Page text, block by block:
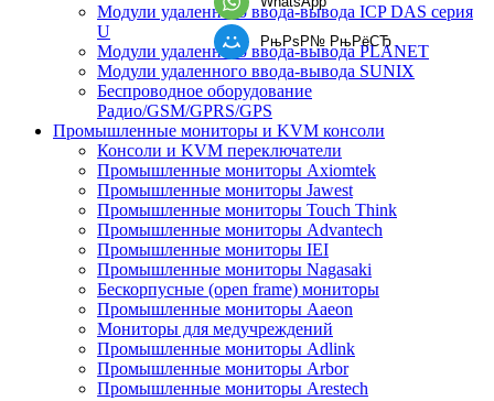
Модули удаленного ввода-вывода ICP DAS серия
U
Модули удаленного ввода-вывода PLANET
Модули удаленного ввода-вывода SUNIX
Беспроводное оборудование
Радио/GSM/GPRS/GPS
Промышленные мониторы и KVM консоли
Консоли и KVM переключатели
Промышленные мониторы Axiomtek
Промышленные мониторы Jawest
Промышленные мониторы Touch Think
Промышленные мониторы Advantech
Промышленные мониторы IEI
Промышленные мониторы Nagasaki
Бескорпусные (open frame) мониторы
Промышленные мониторы Aaeon
Мониторы для медучреждений
Промышленные мониторы Adlink
Промышленные мониторы Arbor
Промышленные мониторы Arestech
РњРѕР№ РњРёСЂ